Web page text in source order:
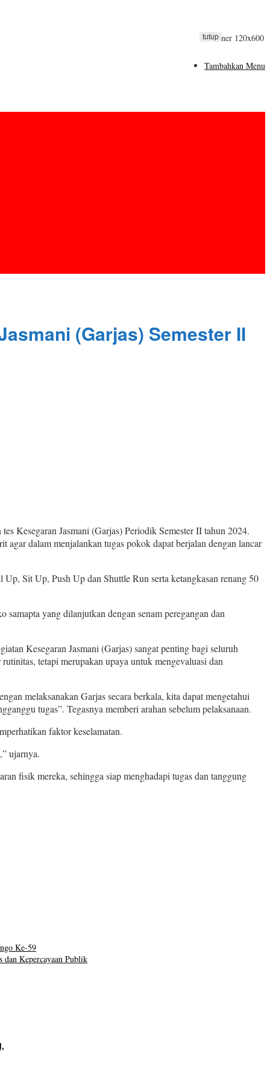
Tambahkan Menu
tutup
(Garjas) Semester II
Kesegaran Jasmani (Garjas) Periodik Semester II tahun 2024.
dalam menjalankan tugas pokok dapat berjalan dengan lancar
Sit Up, Push Up dan Shuttle Run serta ketangkasan renang 50
yang dilanjutkan dengan senam peregangan dan
Kesegaran Jasmani (Garjas) sangat penting bagi seluruh
tetapi merupakan upaya untuk mengevaluasi dan
melaksanakan Garjas secara berkala, kita dapat mengetahui
tugas”. Tegasnya memberi arahan sebelum pelaksanaan.
faktor keselamatan.
ujarnya.
fisik mereka, sehingga siap menghadapi tugas dan tanggung
Ke-59
Kepercayaan Publik